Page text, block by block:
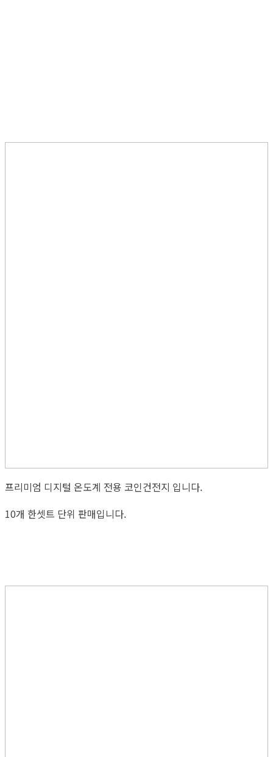
프리미엄 디지털 온도계 전용 코인건전지 입니다.
10개 한셋트 단위 판매입니다.